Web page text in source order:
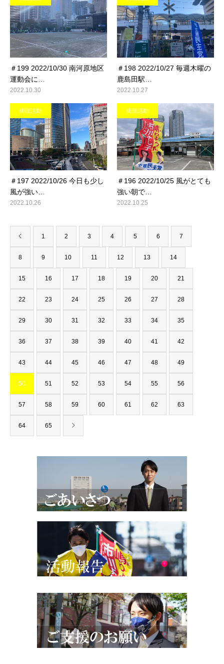
＃199 2022/10/30 南河原地区
運動会に…
2022.10.30
＃198 2022/10/27 毎週木曜の
鹿島田駅…
2022.10.27
街頭活動
＃197 2022/10/26 今日も少し
風が強い…
2022.10.26
街頭活動
＃196 2022/10/25 風がとても
強い朝で…
2022.10.25
1 2 3 4 5 6 7
8 9 10 11 12 13 14
15 16 17 18 19 20 21
22 23 24 25 26 27 28
29 30 31 32 33 34 35
36 37 38 39 40 41 42
43 44 45 46 47 48 49
50 51 52 53 54 55 56
57 58 59 60 61 62 63
64 65